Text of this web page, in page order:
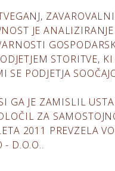
JE
STORITVE,
PODJETJA
GA JE ZAMISLIL
ZA
2011 PREVZELA
- D.O.O..